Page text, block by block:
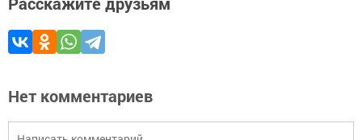
Нет комментариев